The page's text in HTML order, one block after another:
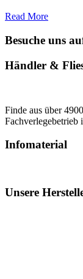
Read More
Besuche uns
Händler &
Finde aus über
Fachverlegebetrieb
Infomaterial
Unsere